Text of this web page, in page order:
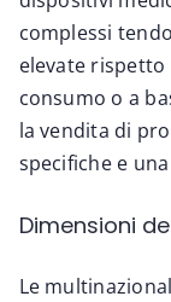
complessi
elevate
consumo o a
la vendita di
specifiche e
Dimensioni
Le